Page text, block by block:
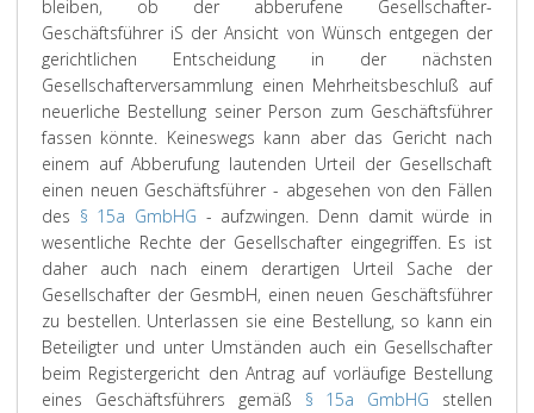
bleiben, ob der abberufene Gesellschafter-
Geschäftsführer iS der Ansicht von Wünsch entgegen der
gerichtlichen Entscheidung in der nächsten
Gesellschafterversammlung einen Mehrheitsbeschluß auf
neuerliche Bestellung seiner Person zum Geschäftsführer
fassen könnte. Keineswegs kann aber das Gericht nach
einem auf Abberufung lautenden Urteil der Gesellschaft
einen neuen Geschäftsführer - abgesehen von den Fällen
des § 15a GmbHG - aufzwingen. Denn damit würde in
wesentliche Rechte der Gesellschafter eingegriffen. Es ist
daher auch nach einem derartigen Urteil Sache der
Gesellschafter der GesmbH, einen neuen Geschäftsführer
zu bestellen. Unterlassen sie eine Bestellung, so kann ein
Beteiligter und unter Umständen auch ein Gesellschafter
beim Registergericht den Antrag auf vorläufige Bestellung
eines Geschäftsführers gemäß § 15a GmbHG stellen